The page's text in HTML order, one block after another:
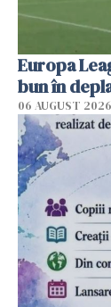
Europa
bun în
06 AUGUST 2026